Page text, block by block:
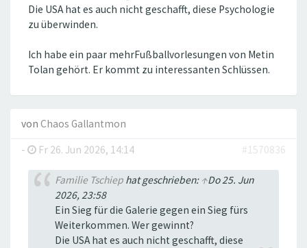
Die USA hat es auch nicht geschafft, diese Psychologie
zu überwinden.
Ich habe ein paar mehrFußballvorlesungen von Metin
Tolan gehört. Er kommt zu interessanten Schlüssen.
von Chaos Gallantmon
-
Fr 26. Jun 2026, 14:14 #1570836
Familie Tschiephat geschrieben: ↑Do 25. Jun
2026, 23:58
Ein Sieg für die Galerie gegen ein Sieg fürs
Weiterkommen. Wer gewinnt?
Die USA hat es auch nicht geschafft, diese